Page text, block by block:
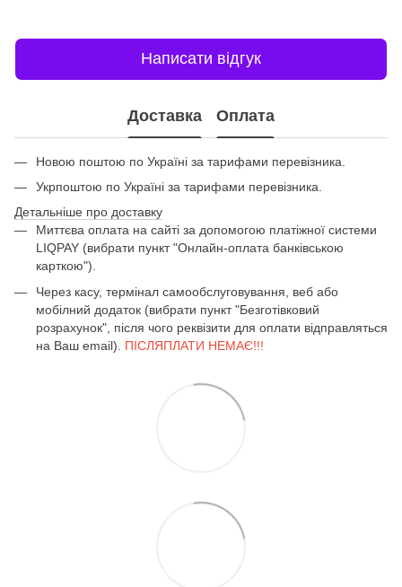
Написати відгук
Доставка Оплата
Новою поштою по Україні за тарифами перевізника.
Укрпоштою по Україні за тарифами перевізника.
Детальніше про доставку
Миттєва оплата на сайті за допомогою платіжної системи
LIQPAY (вибрати пункт "Онлайн-оплата банківською
карткою").
Через касу, термінал самообслуговування, веб або
мобілний додаток (вибрати пункт "Безготівковий
розрахунок", після чого реквізити для оплати відправляться
на Ваш email). ПІСЛЯПЛАТИ НЕМАЄ!!!